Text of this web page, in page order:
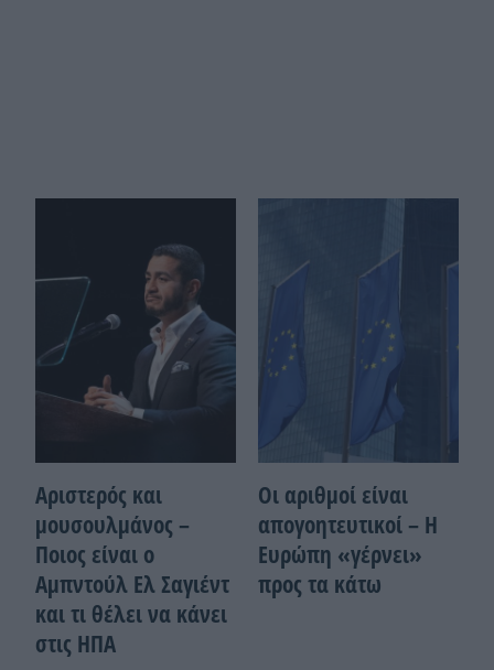
Αριστερός και
μουσουλμάνος –
Ποιoς είναι ο
Αμπντούλ Ελ Σαγιέντ
και τι θέλει να κάνει
στις ΗΠΑ
Οι αριθμοί είναι
απογοητευτικοί – Η
Ευρώπη «γέρνει»
προς τα κάτω